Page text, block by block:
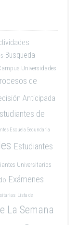
Busqueda
Universidades
de
Anticipada
de
Escuela Secundaria
Estudiantes
Universitarios
Exámenes
Lista de
La Semana